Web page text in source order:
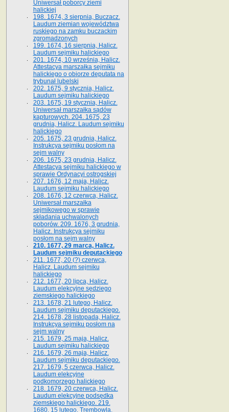
Uniwersał poborcy ziemi
halickiej
198. 1674, 3 sierpnia, Buczacz.
Laudum ziemian województwa
ruskiego na zamku buczackim
zgromadzonych
199. 1674, 16 sierpnia, Halicz.
Laudum sejmiku halickiego
201. 1674, 10 września, Halicz.
Attestacya marszałka sejmiku
halickiego o obiorze deputata na
trybunał lubelski
202. 1675, 9 stycznia, Halicz.
Laudum sejmiku halickiego
203. 1675, 19 stycznia, Halicz.
Uniwersał marszałka sądów
kapturowych. 204. 1675, 23
grudnia, Halicz. Laudum sejmiku
halickiego
205. 1675, 23 grudnia, Halicz.
Instrukcya sejmiku posłom na
sejm walny
206. 1675, 23 grudnia, Halicz.
Attestacya sejmiku halickiego w
sprawie Ordynacyi ostrogskiej
207. 1676, 12 maja, Halicz.
Laudum sejmiku halickiego
208. 1676, 12 czerwca, Halicz.
Uniwersał marszałka
sejmikowego w sprawie
składania uchwalonych
poborów. 209. 1676, 3 grudnia,
Halicz. Instrukcya sejmiku
posłom na sejm walny
210. 1677, 29 marca, Halicz.
Laudum sejmiku deputackiego
211. 1677, 20 (?) czerwca,
Halicz. Laudum sejmiku
halickiego
212. 1677, 20 lipca, Halicz.
Laudum elekcyjne sędziego
ziemskiego halickiego
213. 1678, 21 lutego, Halicz.
Laudum sejmiku deputackiego.
214. 1678, 28 listopada, Halicz.
Instrukcya sejmiku posłom na
sejm walny
215. 1679, 25 maja, Halicz.
Laudum sejmiku halickiego
216. 1679, 26 maja, Halicz.
Laudum sejmiku deputackiego.
217. 1679, 5 czerwca, Halicz.
Laudum elekcyjne
podkomorzego halickiego
218. 1679, 20 czerwca, Halicz.
Laudum elekcyjne podsędka
ziemskiego halickiego. 219.
1680, 15 lutego, Trembowla.